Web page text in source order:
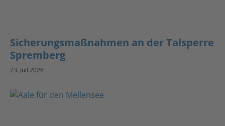
Sicherungsmaßnahmen an der Talsperre
Spremberg
23. Juli 2026